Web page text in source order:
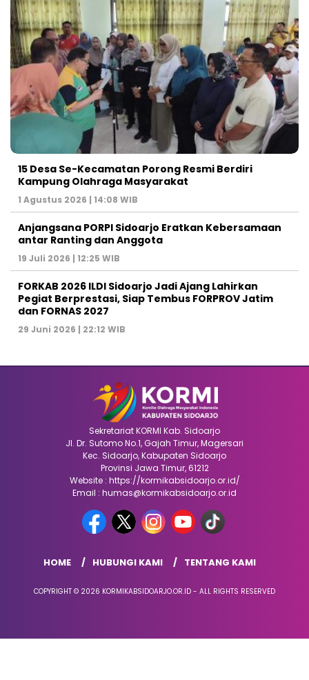
15 Desa Se-Kecamatan Porong Resmi Berdiri
Kampung Olahraga Masyarakat
1 Agustus 2026 | 14:08 WIB
Anjangsana PORPI Sidoarjo Eratkan Kebersamaan
antar Ranting dan Anggota
19 Juli 2026 | 12:25 WIB
FORKAB 2026 ILDI Sidoarjo Jadi Ajang Lahirkan
Pegiat Berprestasi, Siap Tembus FORPROV Jatim
dan FORNAS 2027
29 Juni 2026 | 22:12 WIB
Sekretariat KORMI Kab. Sidoarjo
Jl. Dr. Sutomo No.1, Gajah Timur, Magersari
Kec. Sidoarjo, Kabupaten Sidoarjo
Provinsi Jawa Timur, 61212
Website : https://kormikabsidoarjo.or.id/
Email : humas@kormikabsidoarjo.or.id
HOME HUBUNGI KAMI TENTANG KAMI
COPYRIGHT © 2026 KORMIKABSIDOARJO.OR.ID - ALL RIGHTS RESERVED